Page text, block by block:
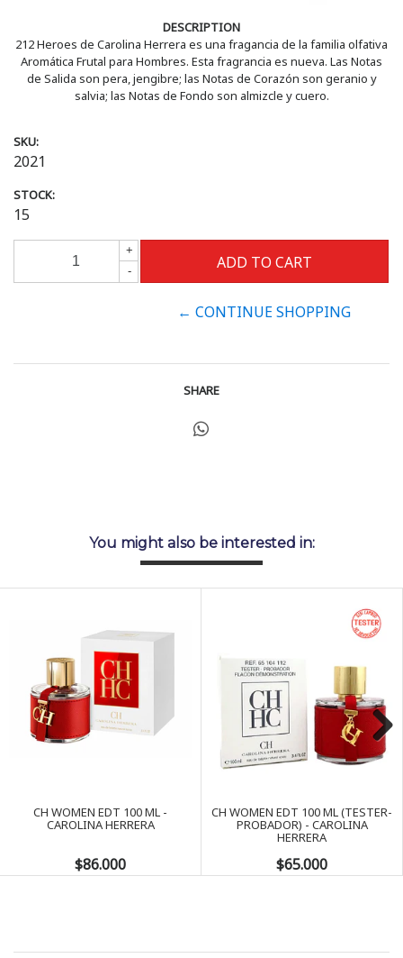
DESCRIPTION
212 Heroes de Carolina Herrera es una fragancia de la familia olfativa
Aromática Frutal para Hombres. Esta fragrancia es nueva. Las Notas
de Salida son pera, jengibre; las Notas de Corazón son geranio y
salvia; las Notas de Fondo son almizcle y cuero.
SKU:
2021
STOCK:
15
+
-
← CONTINUE SHOPPING
SHARE
You might also be interested in:
CH WOMEN EDT 100 ML -
CAROLINA HERRERA
$86.000
CH WOMEN EDT 100 ML (TESTER-
PROBADOR) - CAROLINA
HERRERA
$65.000
Next